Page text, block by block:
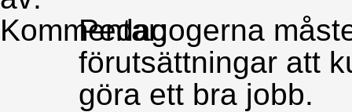
Kommentar:
Pedagogerna
förutsättningar att
göra ett bra jobb.